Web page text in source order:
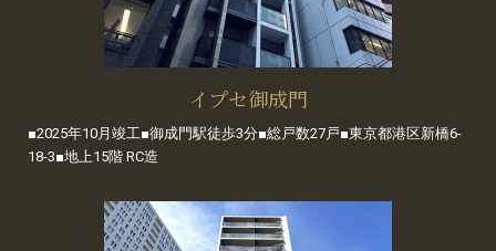
イプセ御成門
■2025年10月竣工■御成門駅徒歩3分■総戸数27戸■東京都港区新橋6-
18-3■地上15階 RC造